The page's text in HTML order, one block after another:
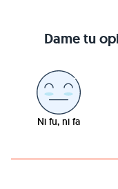
Dame tu
Ni fu, ni fa